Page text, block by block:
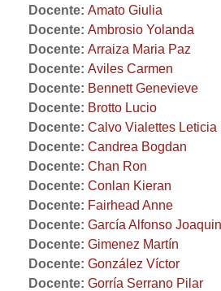
Docente: Amato Giulia
Docente: Ambrosio Yolanda
Docente: Arraiza Maria Paz
Docente: Aviles Carmen
Docente: Bennett Genevieve
Docente: Brotto Lucio
Docente: Calvo Vialettes Leticia
Docente: Candrea Bogdan
Docente: Chan Ron
Docente: Conlan Kieran
Docente: Fairhead Anne
Docente: García Alfonso Joaquin
Docente: Gimenez Martín
Docente: González Víctor
Docente: Gorría Serrano Pilar